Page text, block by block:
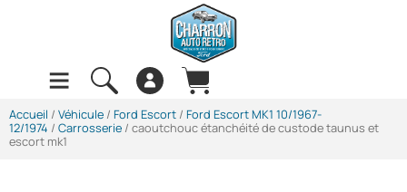
Accueil / Véhicule / Ford Escort / Ford Escort MK1 10/1967-
12/1974 / Carrosserie / caoutchouc étanchéité de custode taunus et
escort mk1